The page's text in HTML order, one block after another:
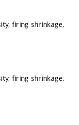
firing shrinkage,
firing shrinkage,